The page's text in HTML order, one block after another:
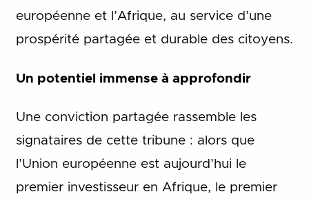
européenne et l’Afrique, au service d’une
prospérité partagée et durable des citoyens.
Un potentiel immense à approfondir
Une conviction partagée rassemble les
signataires de cette tribune : alors que
l’Union européenne est aujourd’hui le
premier investisseur en Afrique, le premier